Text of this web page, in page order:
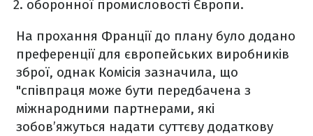
оборонної промисловості Європи.
На прохання Франції до плану було додано
преференції для європейських виробників
зброї, однак Комісія зазначила, що
"співпраця може бути передбачена з
міжнародними партнерами, які
зобов’яжуться надати суттєву додаткову